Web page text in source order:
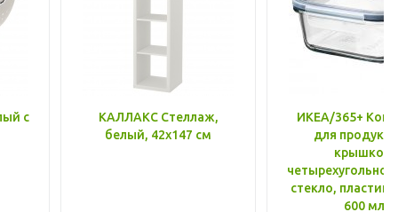
с
КАЛЛАКС Стеллаж,
белый, 42x147 см
ИКЕА/365+
для
крышкой,
стекло, пластик
600 мл